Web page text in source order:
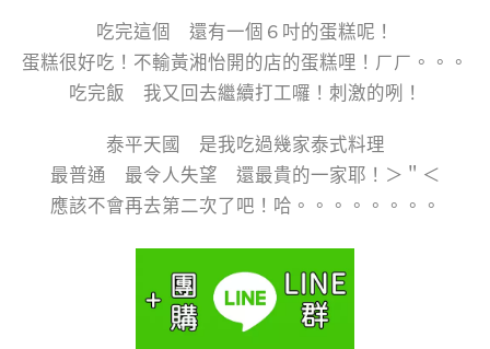
吃完這個 還有一個６吋的蛋糕呢！
蛋糕很好吃！不輸黃湘怡開的店的蛋糕哩！ㄏㄏ。。。
吃完飯 我又回去繼續打工囉！刺激的咧！
泰平天國 是我吃過幾家泰式料理
最普通 最令人失望 還最貴的一家耶！＞＂＜
應該不會再去第二次了吧！哈。。。。。。。。